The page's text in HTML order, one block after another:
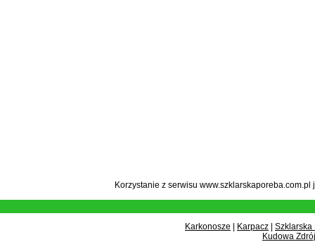
Korzystanie z serwisu
Karkonosze Karpacz
Szklarska
Kudowa